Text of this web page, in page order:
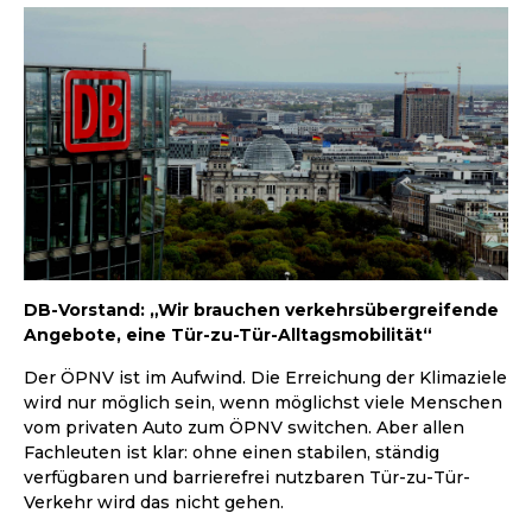
DB-Vorstand: „Wir brauchen verkehrsübergreifende
Angebote, eine Tür-zu-Tür-Alltagsmobilität“
Der ÖPNV ist im Aufwind. Die Erreichung der Klimaziele
wird nur möglich sein, wenn möglichst viele Menschen
vom privaten Auto zum ÖPNV switchen. Aber allen
Fachleuten ist klar: ohne einen stabilen, ständig
verfügbaren und barrierefrei nutzbaren Tür-zu-Tür-
Verkehr wird das nicht gehen.